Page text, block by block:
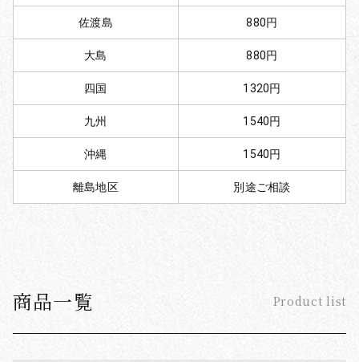
商品一覧 Product list
佐渡島 880円
大島 880円
四国 1320円
九州 1540円
沖縄 1540円
離島地区 別途ご相談